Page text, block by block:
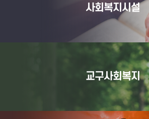
사회복지시설
교구사회복지